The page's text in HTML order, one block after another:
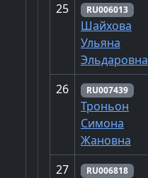
25 RU006013
Шайхова
Ульяна
Эльдаровна
26 RU007439
Троньон
Симона
Жановна
27 RU006818